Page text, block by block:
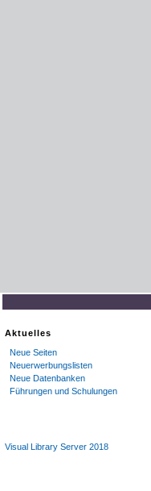
Aktuelles
Neue Seiten
Neuerwerbungslisten
Neue Datenbanken
Führungen und Schulungen
Visual Library Server 2018